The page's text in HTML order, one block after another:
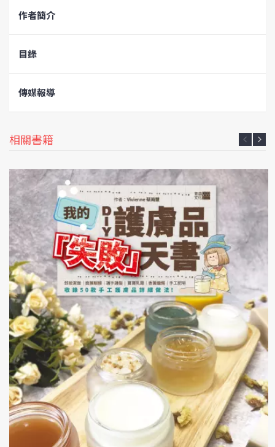
作者簡介
目錄
傳媒報導
相關書籍